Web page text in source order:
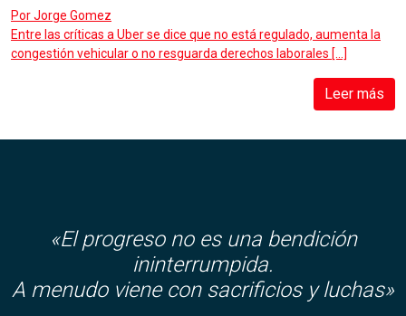
PorJorge Gomez
Entre las críticas a Uber se dice que no está regulado, aumenta la
congestión vehicular o no resguarda derechos laborales […]
Leer más
«El progreso no es una bendición
ininterrumpida.
A menudo viene con sacrificios y luchas»